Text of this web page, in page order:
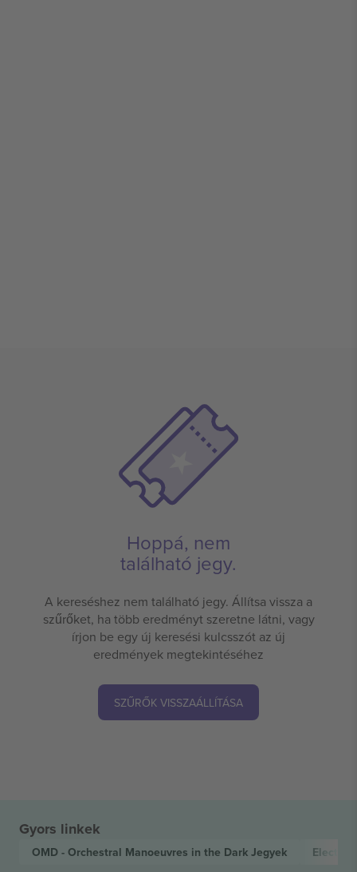
Hoppá, nem
található jegy.
A kereséshez nem található jegy. Állítsa vissza a
szűrőket, ha több eredményt szeretne látni, vagy
írjon be egy új keresési kulcsszót az új
eredmények megtekintéséhez
SZŰRŐK VISSZAÁLLÍTÁSA
Gyors linkek
OMD - Orchestral Manoeuvres in the Dark Jegyek